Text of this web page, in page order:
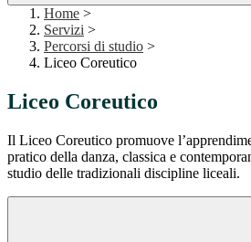
Home >
Servizi >
Percorsi di studio >
Liceo Coreutico
Liceo Coreutico
Il Liceo Coreutico promuove
pratico della danza, classica e
studio delle tradizionali discipline liceali.